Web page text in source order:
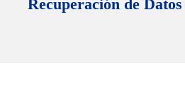
Recuperación de